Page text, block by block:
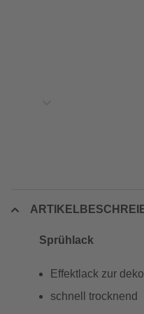
Sprühlack
Effektlack zur
schnell trocknend